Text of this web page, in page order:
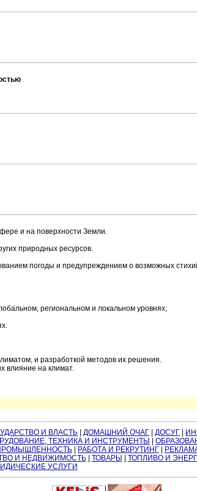
и на поверхности Земли.
природных ресурсов.
погоды и предупреждением о возможных
региональном и локальном уровнях;
и разработкой методов их решения.
влияние на климат.
И ВЛАСТЬ ДОМАШНИЙ ОЧАГ ДОСУГ
ТЕХНИКА И ИНСТРУМЕНТЫ
РАБОТА И РЕКРУТИНГ
И НЕДВИЖИМОСТЬ| ТОВАРЫ ТОПЛИВО И
УСЛУГИ